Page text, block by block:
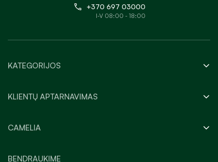
+370 697 03000
I-V 08:00 - 18:00
KATEGORIJOS
KLIENTŲ APTARNAVIMAS
CAMELIA
BENDRAUKIME